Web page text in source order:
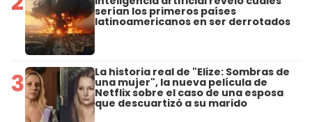
serían los primeros países
latinoamericanos en ser derrotados
3 La historia real de "Elize: Sombras de
una mujer", la nueva película de
Netflix sobre el caso de una esposa
que descuartizó a su marido